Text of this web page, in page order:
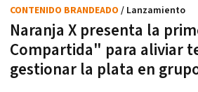
Naranja X presenta la
Compartida" para aliviar
gestionar la plata en
CONTENIDO BRANDEADO / Lanzamiento